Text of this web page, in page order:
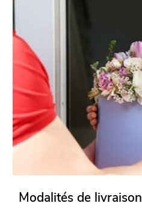
Modalités de livraison